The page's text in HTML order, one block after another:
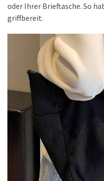
oder Ihrer Brieftasche. So
griffbereit.